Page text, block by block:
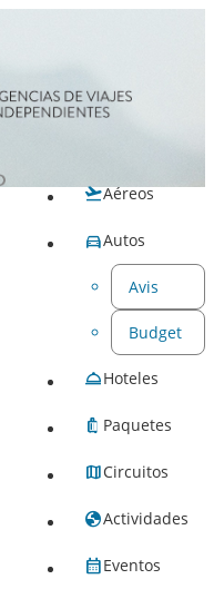
Aéreos
Autos
Avis
Budget
Hoteles
Paquetes
Circuitos
Actividades
Eventos